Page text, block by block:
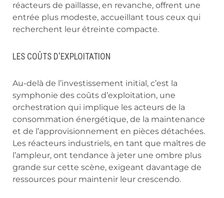
réacteurs de paillasse, en revanche, offrent une
entrée plus modeste, accueillant tous ceux qui
recherchent leur étreinte compacte.
LES COÛTS D'EXPLOITATION
Au-delà de l’investissement initial, c’est la
symphonie des coûts d’exploitation, une
orchestration qui implique les acteurs de la
consommation énergétique, de la maintenance
et de l’approvisionnement en pièces détachées.
Les réacteurs industriels, en tant que maîtres de
l’ampleur, ont tendance à jeter une ombre plus
grande sur cette scène, exigeant davantage de
ressources pour maintenir leur crescendo.